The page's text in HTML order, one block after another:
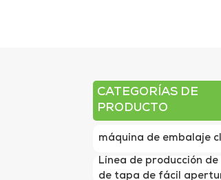
CATEGORÍAS DE
PRODUCTO
máquina de embalaje
Línea de producción de
de tapa de fácil